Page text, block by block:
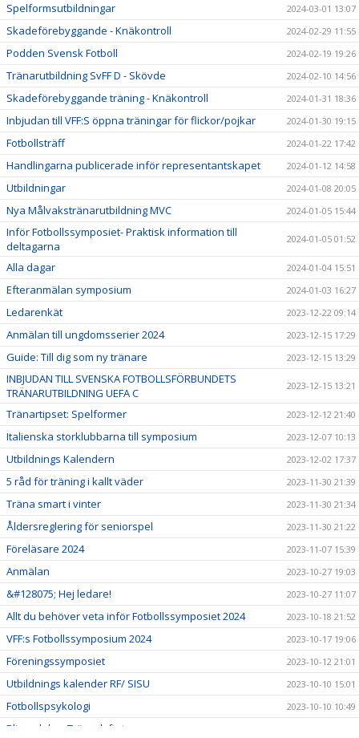
Spelformsutbildningar 2024-03-01 13:07
Skadeförebyggande - Knäkontroll 2024-02-29 11:55
Podden Svensk Fotboll 2024-02-19 19:26
Tränarutbildning SvFF D - Skövde 2024-02-10 14:56
Skadeförebyggande träning - Knäkontroll 2024-01-31 18:36
Inbjudan till VFF:S öppna träningar för flickor/pojkar 2024-01-30 19:15
Fotbollsträff 2024-01-22 17:42
Handlingarna publicerade inför representantskapet 2024-01-12 14:58
Utbildningar 2024-01-08 20:05
Nya Målvakstränarutbildning MVC 2024-01-05 15:44
Inför Fotbollssymposiet- Praktisk information till
deltagarna
2024-01-05 01:52
Alla dagar 2024-01-04 15:51
Efteranmälan symposium 2024-01-03 16:27
Ledarenkät 2023-12-22 09:14
Anmälan till ungdomsserier 2024 2023-12-15 17:29
Guide: Till dig som ny tränare 2023-12-15 13:29
INBJUDAN TILL SVENSKA FOTBOLLSFÖRBUNDETS
TRÄNARUTBILDNING UEFA C
2023-12-15 13:21
Tränartipset: Spelformer 2023-12-12 21:40
Italienska storklubbarna till symposium 2023-12-07 10:13
Utbildnings Kalendern 2023-12-02 17:37
5 råd för träning i kallt väder 2023-11-30 21:39
Träna smart i vinter 2023-11-30 21:34
Åldersreglering för seniorspel 2023-11-30 21:22
Föreläsare 2024 2023-11-07 15:39
Anmälan 2023-10-27 19:03
&#128075; Hej ledare! 2023-10-27 11:07
Allt du behöver veta inför Fotbollssymposiet 2024 2023-10-18 21:52
VFF:s Fotbollssymposium 2024 2023-10-17 19:06
Föreningssymposiet 2023-10-12 21:01
Utbildnings kalender RF/ SISU 2023-10-10 15:01
Fotbollspsykologi 2023-10-10 10:49
Bli en del av Tränarlyftet